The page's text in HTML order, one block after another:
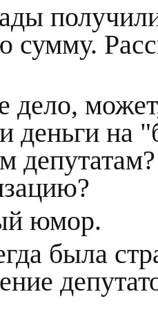
сумму.
дело,
деньги на
юмор.
была